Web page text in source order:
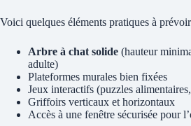
Voici quelques éléments pratiques à
Arbre à chat solide (hauteur
adulte)
Plateformes murales bien fixées
Jeux interactifs (puzzles
Griffoirs verticaux et horizontaux
Accès à une fenêtre sécurisée pour